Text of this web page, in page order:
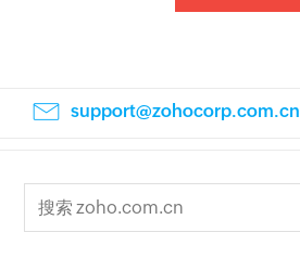
support@zohocorp.com.cn